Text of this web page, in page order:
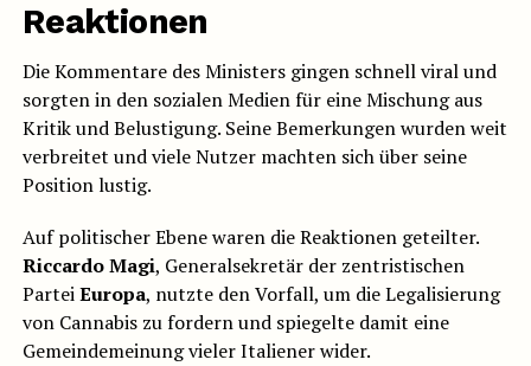
Reaktionen
Die Kommentare des Ministers gingen schnell viral und
sorgten in den sozialen Medien für eine Mischung aus
Kritik und Belustigung. Seine Bemerkungen wurden weit
verbreitet und viele Nutzer machten sich über seine
Position lustig.
Auf politischer Ebene waren die Reaktionen geteilter.
Riccardo Magi, Generalsekretär der zentristischen
ParteiEuropa, nutzte den Vorfall, um die Legalisierung
von Cannabis zu fordern und spiegelte damit eine
Gemeindemeinung vieler Italiener wider.